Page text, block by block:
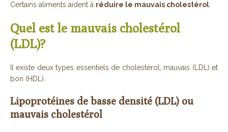
Certains aliments aident à réduire le mauvais cholestérol
Quel est le mauvais cholestérol
(LDL)?
Il existe deux types essentiels de cholestérol, mauvais (LDL) et
bon (HDL).
Lipoprotéines de basse densité (LDL) ou
mauvais cholestérol